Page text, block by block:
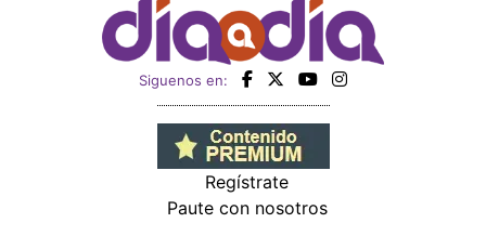
Siguenos en:
Regístrate
Paute con nosotros